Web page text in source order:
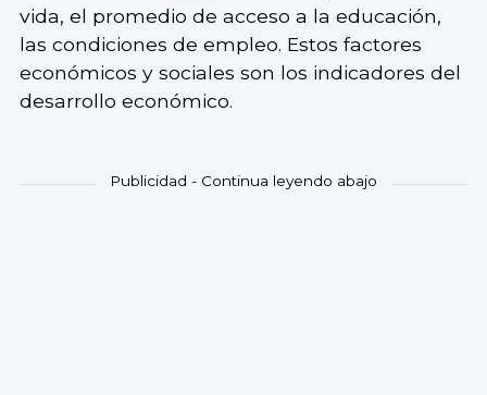
vida, el promedio de acceso a la educación,
las condiciones de empleo. Estos factores
económicos y sociales son los indicadores del
desarrollo económico.